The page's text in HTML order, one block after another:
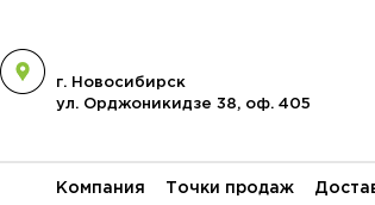
г. Новосибирск
ул. Орджоникидзе 38, оф. 405
Компания Точки продаж